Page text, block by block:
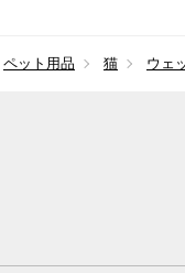
ペット用品 猫 ウェ